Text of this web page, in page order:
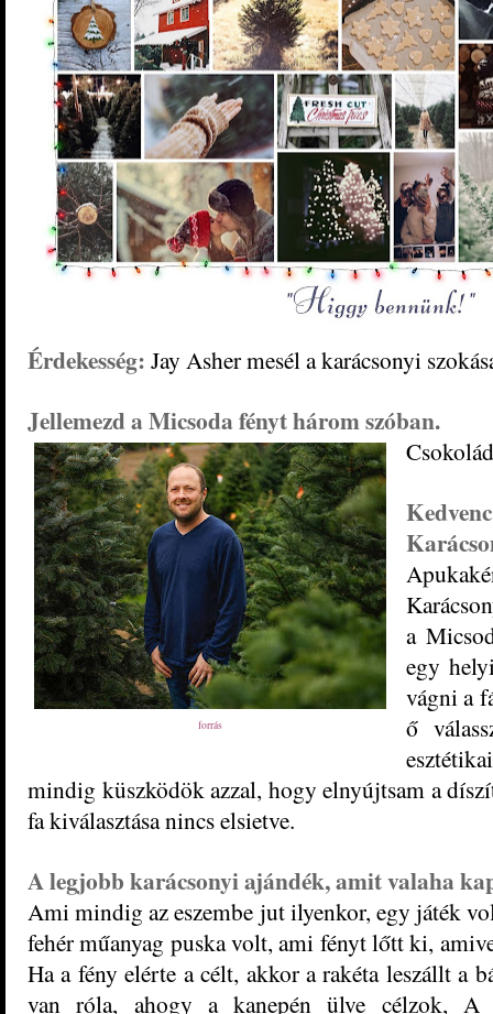
Érdekesség: Jay Asher mesél a karácsonyi
Jellemezd a Micsoda fényt három szóban.
forrás
a
egy
vágni a
ő
mindig küszködök azzal, hogy elnyújtsam a
fa kiválasztása nincs elsietve.
A legjobb karácsonyi ajándék, amit valaha
Ami mindig az eszembe jut ilyenkor, egy játék
fehér műanyag puska volt, ami fényt lőtt ki,
Ha a fény elérte a célt, akkor a rakéta leszállt a
van róla, ahogy a kanepén ülve célzok, A